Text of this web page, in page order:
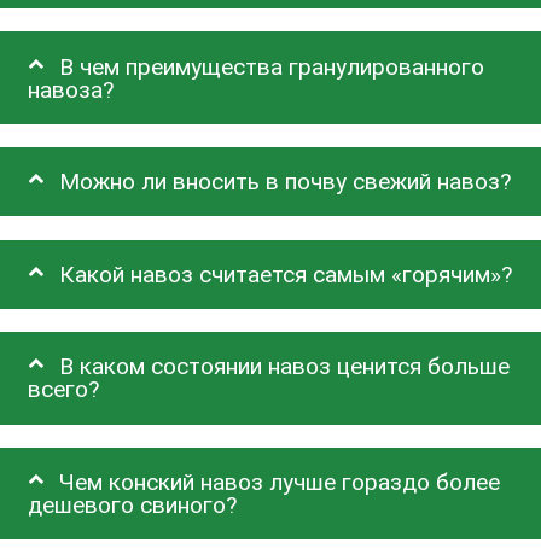
В чем преимущества гранулированного
навоза?
Можно ли вносить в почву свежий навоз?
Какой навоз считается самым «горячим»?
В каком состоянии навоз ценится больше
всего?
Чем конский навоз лучше гораздо более
дешевого свиного?